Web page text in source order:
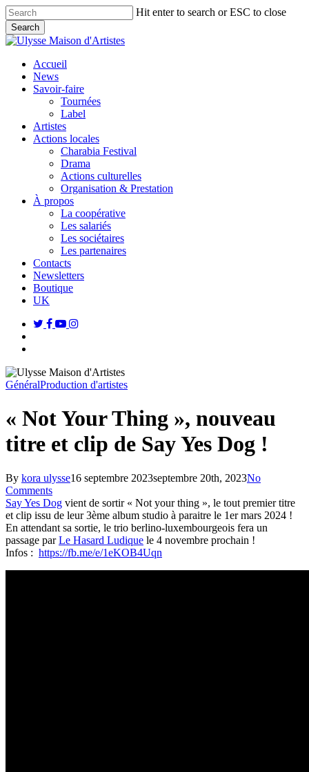
Skip
to
main
content
Hit enter to search or ESC to close
Search
Close
search
Menu
Accueil
News
Savoir-faire
Tournées
Label
Artistes
Actions locales
Charabia Festival
Drama
Actions culturelles
Organisation & Prestation
À propos
La coopérative
Les salariés
Les sociétaires
Les partenaires
Contacts
Newsletters
Boutique
UK
twitterfacebook
youtubeinstagram
GénéralProduction d'artistes
« Not Your Thing », nouveau
titre et clip de Say Yes Dog !
By kora ulysse16 septembre 2023septembre 20th, 2023No
Comments
Say Yes Dog vient de sortir « Not your thing », le tout premier titre
et clip issu de leur 3ème album studio à paraitre le 1er mars 2024 !
En attendant sa sortie, le trio berlino-luxembourgeois fera un
passage parLe Hasard Ludique le 4 novembre prochain !
Infos : https://fb.me/e/1eKOB4Uqn